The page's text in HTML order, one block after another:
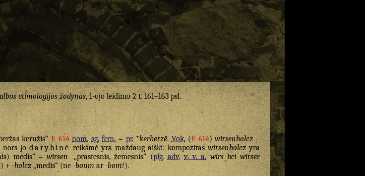
etimologijos žodynas, 1-ojo leidimo 2 t. 161–163 psl.
keružis“E 614 nom. sg. fem.=pr.*kerberzē.Vok.(E 614)wirsenholcz–
nors jodarybinėreikšmė yra maždaug aiški: kompozitaswirsenholczyra
medis“ =wirsen-„prastesnis, žemesnis“ (plg. adv. v. v. a. wirsbeiwirser
+-holcz„medis“ (ne-boumar-bom!).